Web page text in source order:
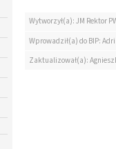
Wytworzył(a): JM Rektor
Wprowadził(a) do BIP:
Zaktualizował(a):